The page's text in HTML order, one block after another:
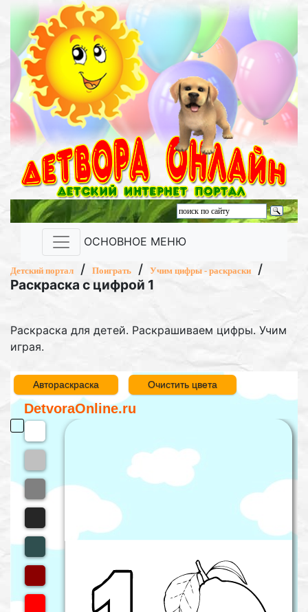
ОСНОВНОЕ МЕНЮ
Детский портал / Поиграть / Учим цифры - раскраски
/
Раскраска с цифрой 1
Раскраска для детей. Раскрашиваем цифры. Учим
играя.
Автораскраска Очистить цвета
DetvoraOnline.ru